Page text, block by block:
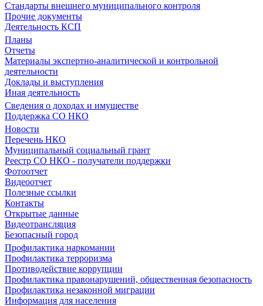
Стандарты внешнего муниципального контроля
Прочие документы
Деятельность КСП
Планы
Отчеты
Материалы экспертно-аналитической и контрольной
деятельности
Доклады и выступления
Иная деятельность
Сведения о доходах и имуществе
Поддержка СО НКО
Новости
Перечень НКО
Муниципальный социальный грант
Реестр СО НКО - получатели поддержки
Фотоотчет
Видеоотчет
Полезные ссылки
Контакты
Открытые данные
Видеотрансляция
Безопасный город
Профилактика наркомании
Профилактика терроризма
Противодействие коррупции
Профилактика правонарушений, общественная безопасность
Профилактика незаконной миграции
Информация для населения